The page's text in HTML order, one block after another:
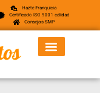
Hazte Franquicia
Certificado ISO 9001 calidad
Consejos SMP